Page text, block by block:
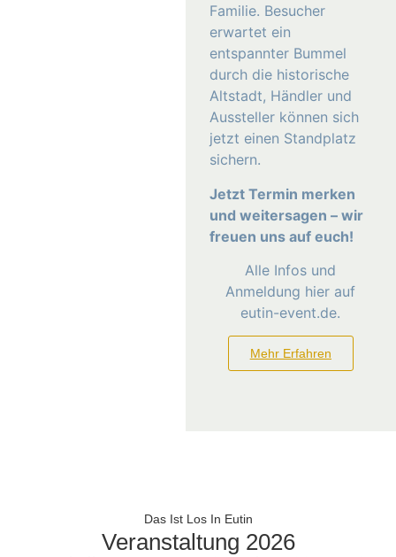
Familie. Besucher
erwartet ein
entspannter Bummel
durch die historische
Altstadt, Händler und
Aussteller können sich
jetzt einen Standplatz
sichern.
Jetzt Termin merken
und weitersagen – wir
freuen uns auf euch!
Alle Infos und
Anmeldung hier auf
eutin-event.de.
Mehr Erfahren
Das Ist Los In Eutin
Veranstaltung 2026